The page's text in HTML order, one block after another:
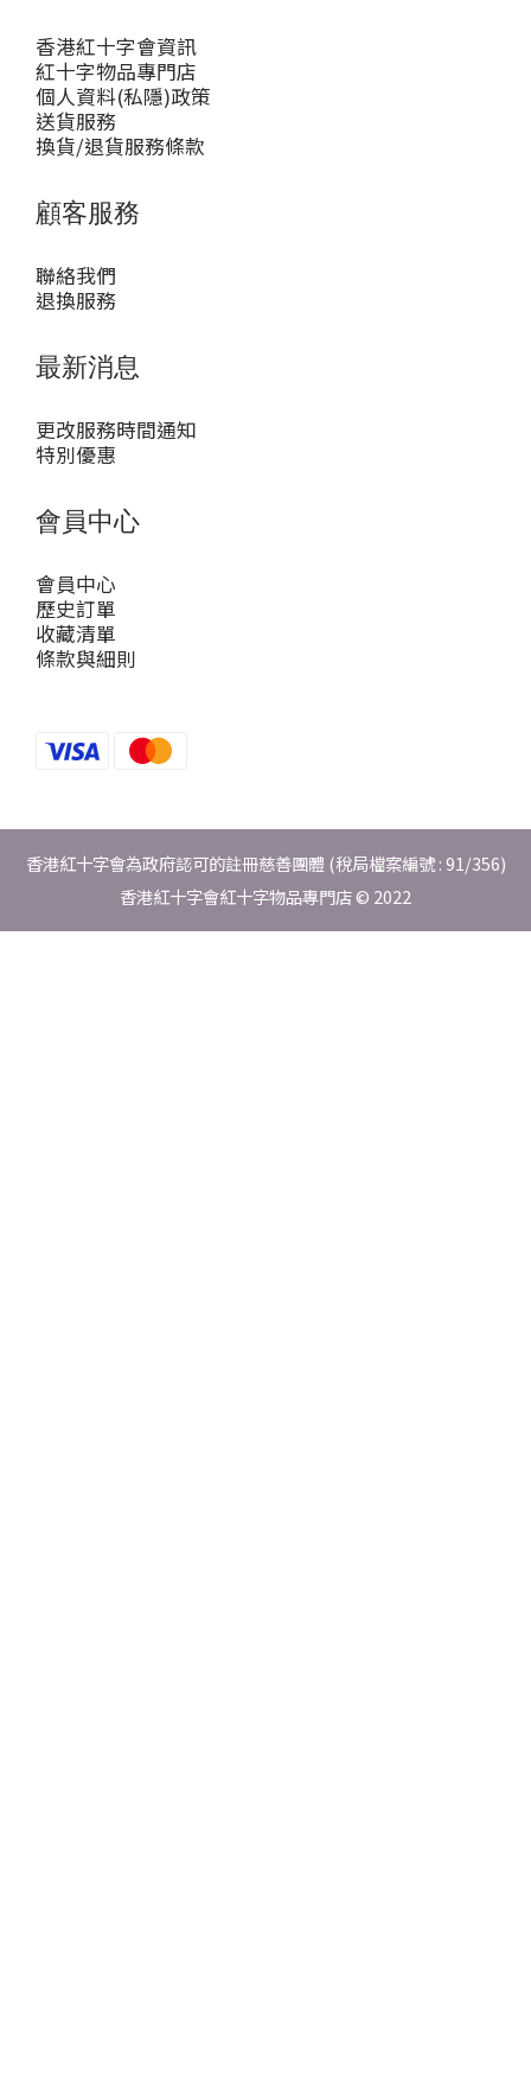
香港紅十字會資訊
紅十字物品專門店
個人資料(私隱)政策
送貨服務
換貨/退貨服務條款
顧客服務
聯絡我們
退換服務
最新消息
更改服務時間通知
特別優惠
會員中心
會員中心
歷史訂單
收藏清單
條款與細則
香港紅十字會為政府認可的註冊慈善團體 (稅局檔案編號 : 91/356)
香港紅十字會紅十字物品專門店 © 2022